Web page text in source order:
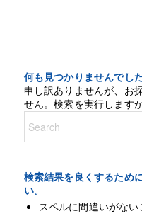
何も見つかりませんでし
申し訳ありませんが、お
せん。検索を実行します
検索結果を良くするため
い。
スペルに間違いがない